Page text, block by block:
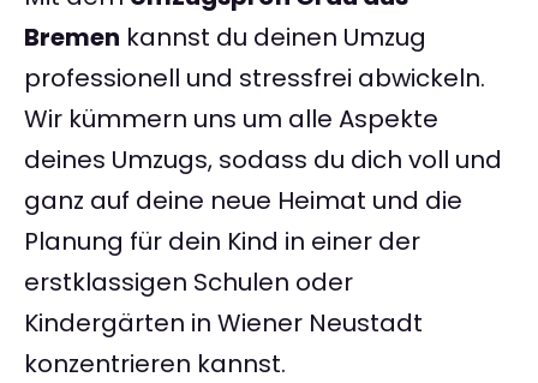
Bremen kannst du deinen Umzug
professionell und stressfrei abwickeln.
Wir kümmern uns um alle Aspekte
deines Umzugs, sodass du dich voll und
ganz auf deine neue Heimat und die
Planung für dein Kind in einer der
erstklassigen Schulen oder
Kindergärten in Wiener Neustadt
konzentrieren kannst.